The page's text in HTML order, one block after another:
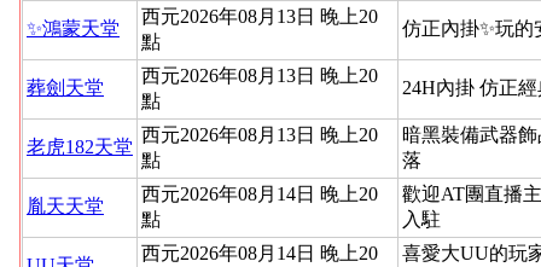
✨鴻蒙天堂
西元2026年08月13日 晚上20
點
仿正內掛✨玩的
葬劍天堂
西元2026年08月13日 晚上20
點
24H內掛 仿正
老虎182天堂
西元2026年08月13日 晚上20
點
暗黑裝備武器
落
胤天天堂
西元2026年08月14日 晚上20
點
歡迎AT團直播
入駐
西元2026年08月14日 晚上20
喜愛大UU的玩